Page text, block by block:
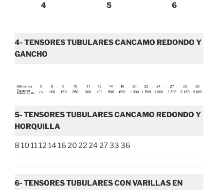
4 5 6
4- TENSORES TUBULARES CANCAMO REDONDO Y
GANCHO
5- TENSORES TUBULARES CANCAMO REDONDO Y
HORQUILLA
8 10 11 12 14 16 20 22 24 27 33 36
6- TENSORES TUBULARES CON VARILLAS EN